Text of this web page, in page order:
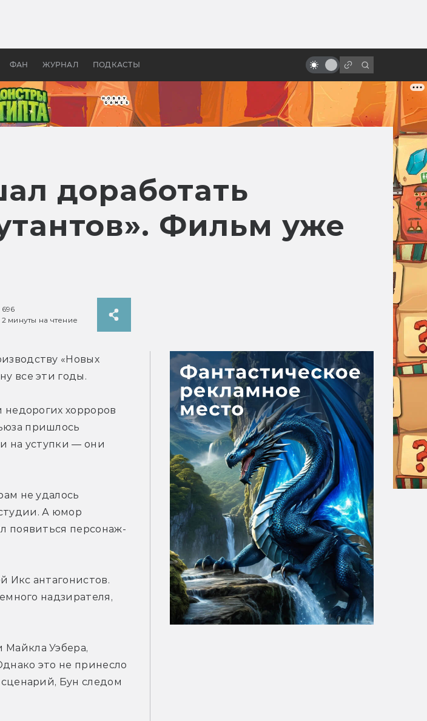
ФАН ЖУРНАЛ ПОДКАСТЫ
бы «Властелина колец»
как родилась легенда Миядзаки
доработать
Фильм уже
696
2 минуты на чтение
«Новых
все эти годы.
недорогих хорроров
пришлось
на уступки — они
не удалось
А юмор
появиться персонаж-
Икс антагонистов.
надзирателя,
Уэбера,
это не принесло
Бун следом